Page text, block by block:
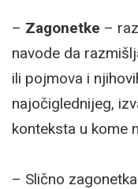
– Zagonetke –
navode da
ili pojmova i
najočiglednijeg,
konteksta u kome
– Slično